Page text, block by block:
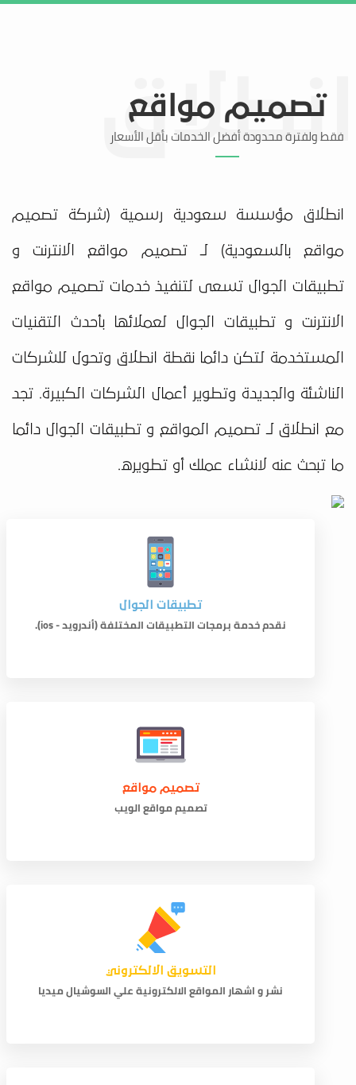
تصميم مواقع
فقط ولفترة محدودة أفضل الخدمات بأقل الأسعار
انطلاق مؤسسة سعودية رسمية (شركة تصميم
مواقع بالسعودية) لـ تصميم مواقع الانترنت و
تطبيقات الجوال تسعى لتنفيذ خدمات تصميم مواقع
الانترنت و تطبيقات الجوال لعملائها بأحدث التقنيات
المستخدمة لتكن دائما نقطة انطلاق وتحول للشركات
الناشئة والجديدة وتطوير أعمال الشركات الكبيرة. تجد
مع انطلاق لـ تصميم المواقع و تطبيقات الجوال دائما
ما تبحث عنه لانشاء عملك أو تطويره.
تطبيقات الجوال
نقدم خدمة برمجات التطبيقات المختلفة (أندرويد - ios).
تصميم مواقع
تصميم مواقع الويب
التسويق الالكتروني
نشر و اشهار المواقع الالكترونية علي السوشيال ميديا